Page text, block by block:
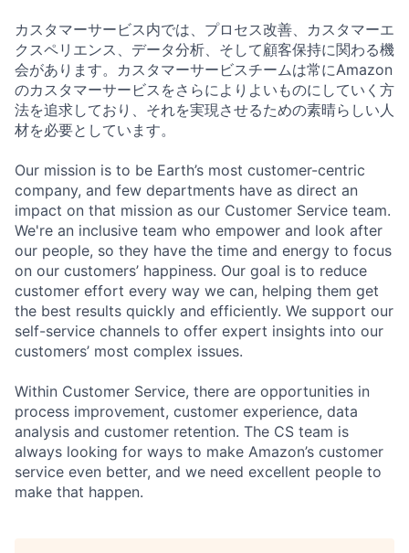
カスタマーサービス内では、プロセス改善、カスタマーエ
クスペリエンス、データ分析、そして顧客保持に関わる機
会があります。カスタマーサービスチームは常にAmazon
のカスタマーサービスをさらによりよいものにしていく方
法を追求しており、それを実現させるための素晴らしい人
材を必要としています。
Our mission is to be Earth’s most customer-centric
company, and few departments have as direct an
impact on that mission as our Customer Service team.
We're an inclusive team who empower and look after
our people, so they have the time and energy to focus
on our customers’ happiness. Our goal is to reduce
customer effort every way we can, helping them get
the best results quickly and efficiently. We support our
self-service channels to offer expert insights into our
customers’ most complex issues.
Within Customer Service, there are opportunities in
process improvement, customer experience, data
analysis and customer retention. The CS team is
always looking for ways to make Amazon’s customer
service even better, and we need excellent people to
make that happen.